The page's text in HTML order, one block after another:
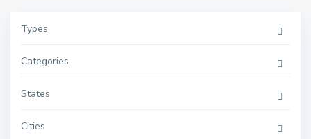
Types
Categories
States
Cities
e
a
o